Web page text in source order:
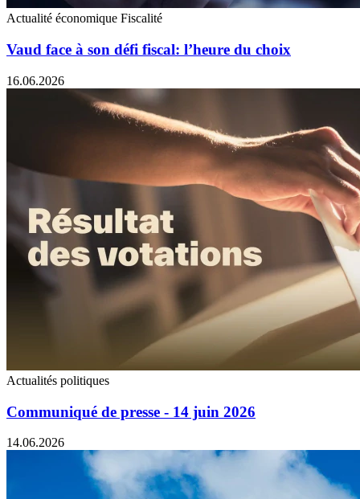
Actualité économique Fiscalité
Vaud face à son défi fiscal: l’heure du choix
16.06.2026
Actualités politiques
Communiqué de presse - 14 juin 2026
14.06.2026